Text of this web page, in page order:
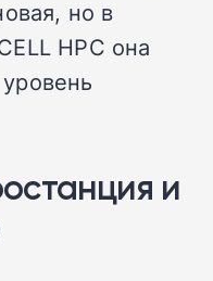
но в
HPC она
и